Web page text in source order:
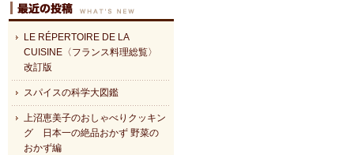
LE RÉPERTOIRE DE LA
CUISINE〈フランス料理総覧〉
改訂版
スパイスの科学大図鑑
上沼恵美子のおしゃべりクッキン
グ 日本一の絶品おかず 野菜の
おかず編